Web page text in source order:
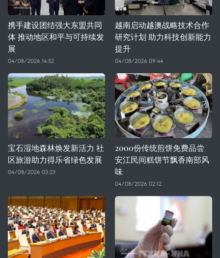
携手建设团结强大东盟共同
体 推动地区和平与可持续发
展
04/08/2026 14:52
越南启动越澳战略技术合作
研究计划 助力科技创新能力
提升
04/08/2026 09:44
宝石湿地森林焕发新活力 社
区旅游助力得乐省绿色发展
04/08/2026 03:23
2000份传统煎饼免费品尝
安江民间糕饼节飘香南部风
味
04/08/2026 02:12